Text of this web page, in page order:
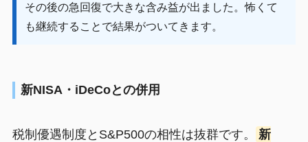
その後の急回復で大きな含み益が出ました。怖くて
も継続することで結果がついてきます。
新NISA・iDeCoとの併用
税制優遇制度とS&P500の相性は抜群です。
新